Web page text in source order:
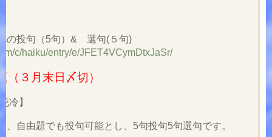
の投句（5句）& 選句(５句)
c/haiku/entry/e/JFET4VCymDtxJaSr/
３月末日〆切）
冷】
、自由題でも投句可能とし、5句投句5句選句です。